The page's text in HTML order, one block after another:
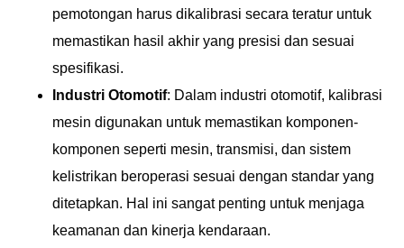
pemotongan harus dikalibrasi secara teratur untuk
memastikan hasil akhir yang presisi dan sesuai
spesifikasi.
Industri Otomotif: Dalam industri otomotif, kalibrasi
mesin digunakan untuk memastikan komponen-
komponen seperti mesin, transmisi, dan sistem
kelistrikan beroperasi sesuai dengan standar yang
ditetapkan. Hal ini sangat penting untuk menjaga
keamanan dan kinerja kendaraan.